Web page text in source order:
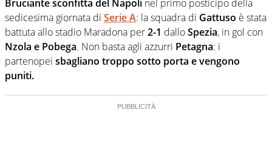
Bruciante sconfitta del Napoli nel primo posticipo della
sedicesima giornata di Serie A: la squadra di Gattuso è stata
battuta allo stadio Maradona per2-1 dalloSpezia, in gol con
Nzola e Pobega. Non basta agli azzurri Petagna: i
partenopei sbagliano troppo sotto porta e vengono
puniti.